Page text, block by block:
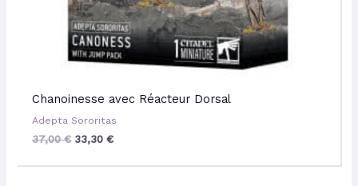
Chanoinesse avec Réacteur Dorsal
Adepta Sororitas
37,00€ 33,30 €